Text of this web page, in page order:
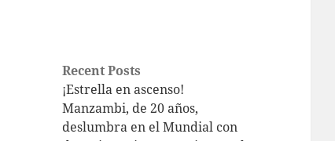
Recent Posts
¡Estrella en ascenso!
Manzambi, de 20 años,
deslumbra en el Mundial con